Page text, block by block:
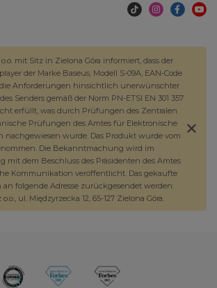
o.o. mit Sitz in Zielona Góra informiert, dass der
der Marke Baseus, Modell S-09A, EAN-Code
die Anforderungen hinsichtlich unerwünschter
Senders gemäß der Norm PN-ETSI EN 301 357
nicht erfüllt, was durch Prüfungen des Zentralen
Prüfungen des Amtes für Elektronische
nachgewiesen wurde. Das Produkt wurde vom
Die Bekanntmachung wird im
mit dem Beschluss des Präsidenten des Amtes
Kommunikation veröffentlicht. Das gekaufte
folgende Adresse zurückgesendet werden:
ul. Międzyrzecka 12, 65-127 Zielona Góra.